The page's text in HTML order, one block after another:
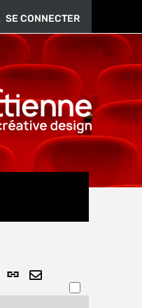
SE CONNECTER
Lien
permanent
ENVOYER